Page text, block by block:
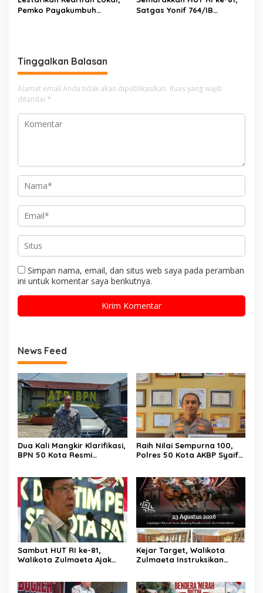
Pemko Payakumbuh
Satgas Yonif 764/IB
Tinggalkan Balasan
Alamat email Anda tidak akan dipublikasikan. Ruas yang wajib
ditandai *
Simpan nama, email, dan situs web saya pada peramban
ini untuk komentar saya berikutnya.
News Feed
Dua Kali Mangkir Klarifikasi,
BPN 50 Kota Resmi
Inisial JP yang Disanggah
Hendryola Asmira
Raih Nilai Sempurna 100,
Polres 50 Kota AKBP Syaiful
Bukittinggi Awards 2026
Sambut HUT RI ke-81,
Walikota Zulmaeta Ajak
Sepanjang Agustus
Kejar Target, Walikota
Zulmaeta Instruksikan